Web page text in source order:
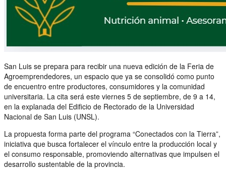
San Luis se prepara para recibir una nueva edición de la Feria de
Agroemprendedores, un espacio que ya se consolidó como punto
de encuentro entre productores, consumidores y la comunidad
universitaria. La cita será este viernes 5 de septiembre, de 9 a 14,
en la explanada del Edificio de Rectorado de la Universidad
Nacional de San Luis (UNSL).
La propuesta forma parte del programa “Conectados con la Tierra”,
iniciativa que busca fortalecer el vínculo entre la producción local y
el consumo responsable, promoviendo alternativas que impulsen el
desarrollo sustentable de la provincia.